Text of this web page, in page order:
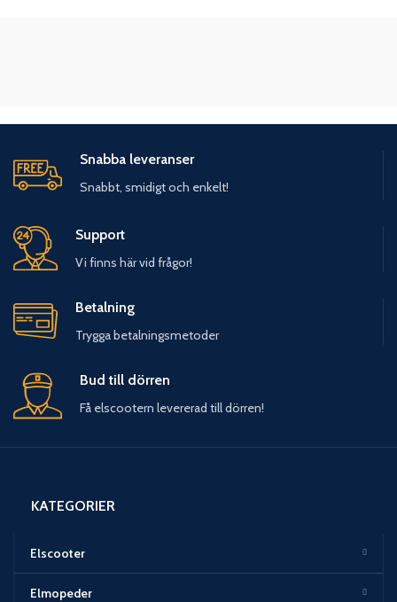
Snabba leveranser
Snabbt, smidigt och enkelt!
Support
Vi finns här vid frågor!
Betalning
Trygga betalningsmetoder
Bud till dörren
Få elscootern levererad till dörren!
KATEGORIER
Elscooter
Elmopeder